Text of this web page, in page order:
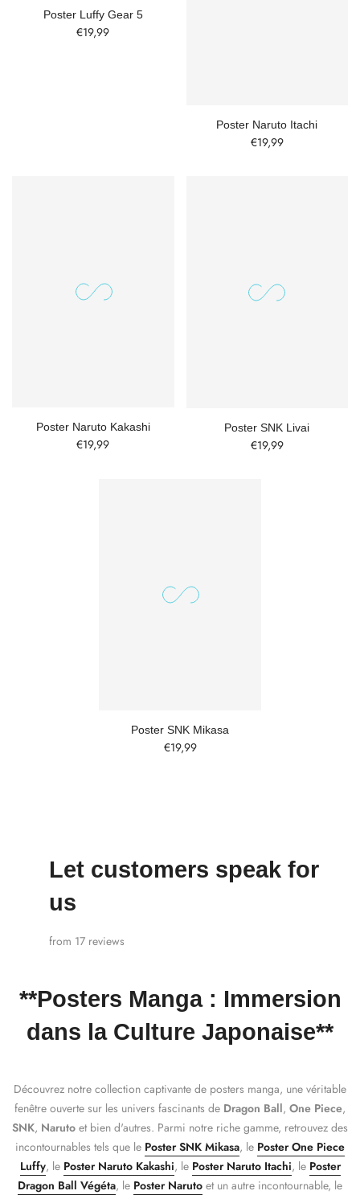
Poster Luffy Gear 5
€19,99
Poster Naruto Itachi
€19,99
Poster Naruto Kakashi
€19,99
Poster SNK Livai
€19,99
Poster SNK Mikasa
€19,99
Let customers speak for
us
from 17 reviews
**Posters Manga: Immersion
dans la Culture Japonaise**
Découvrez notre collection captivante de posters manga, une véritable
fenêtre ouverte sur les univers fascinants de Dragon Ball, One Piece,
SNK, Naruto et bien d'autres. Parmi notre riche gamme, retrouvez des
incontournables tels que le Poster SNK Mikasa, le Poster One Piece
Luffy, le Poster Naruto Kakashi, le Poster Naruto Itachi, le Poster
Dragon Ball Végéta, le Poster Naruto et un autre incontournable, le